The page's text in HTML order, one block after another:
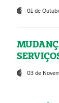
01 de
03 de